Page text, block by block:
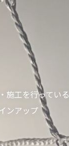
工を行っている
ンアップ